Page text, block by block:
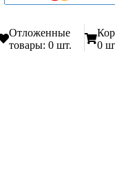
Отложенные
товары: 0 шт.
0